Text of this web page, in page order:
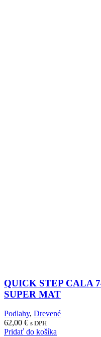
QUICK STEP CALA
SUPER MAT
Podlahy, Drevené
62,00 € s DPH
Pridať do košíka